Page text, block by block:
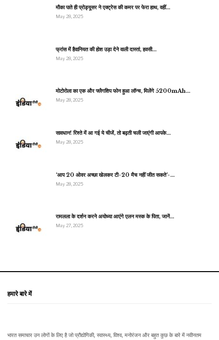
मौका पाते ही प्रोड्यूसर ने एक्ट्रेस की कमर पर फेरा हाथ, वहीं…
May 28, 2025
फ्रांस में हैवानियत की होश उड़ा देने वाली दास्तां, हवसी…
May 28, 2025
मोटोरोला का एक और फ्लैगशिप फोन हुआ लॉन्च, मिलेंगे 5200mAh…
May 28, 2025
सावधान! रिश्ते में आ गई ये चीजें, तो बढ़ती चली जाएंगी आपके…
May 28, 2025
‘आप 20 ओवर अच्छा खेलकर टी-20 मैच नहीं जीत सकते’-…
May 28, 2025
रामलला के दर्शन करने अयोध्या आएंगे एलन मस्क के पिता, जानें…
May 27, 2025
हमारे बारे में
भारत समाचार उन लोगों के लिए है जो प्रौद्योगिकी, स्वास्थ्य, विश्व, मनोरंजन और बहुत कुछ के बारे में नवीनतम